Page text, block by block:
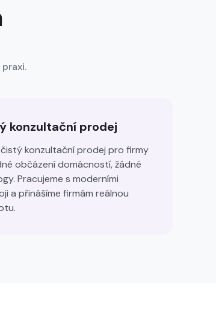
konzultační prodej
konzultační prodej pro firmy
občázení domácností, žádné
Pracujeme s moderními
a přinášíme firmám reálnou